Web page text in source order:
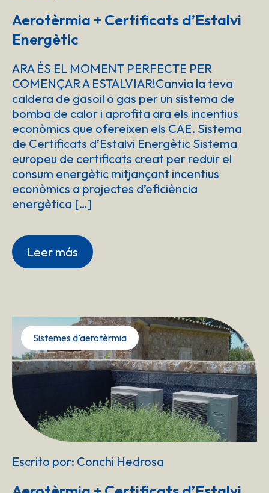
Aerotèrmia + Certificats d’Estalvi
Energètic
ARA ÉS EL MOMENT PERFECTE PER
COMENÇAR A ESTALVIAR!Canvia la teva
caldera de gasoil o gas per un sistema de
bomba de calor i aprofita ara els incentius
econòmics que ofereixen els CAE. Sistema
de Certificats d’Estalvi Energètic Sistema
europeu de certificats creat per reduir el
consum energètic mitjançant incentius
econòmics a projectes d’eficiència
energètica […]
Leer más
Sistemes d’aerotèrmia
Escrito por: Conchi Hedrosa